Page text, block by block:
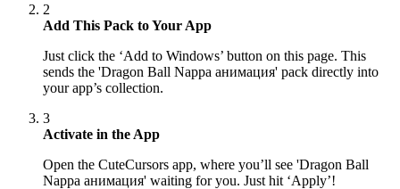
2
Add This Pack to Your App
Just click the ‘Add to Windows’ button on this page. This
sends the 'Dragon Ball Nappa анимация' pack directly into
your app’s collection.
3
Activate in the App
Open the CuteCursors app, where you’ll see 'Dragon Ball
Nappa анимация' waiting for you. Just hit ‘Apply’!